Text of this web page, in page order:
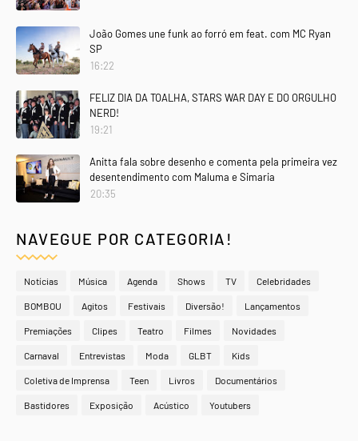
João Gomes une funk ao forró em feat. com MC Ryan
SP
16:22
FELIZ DIA DA TOALHA, STARS WAR DAY E DO ORGULHO
NERD!
19:21
Anitta fala sobre desenho e comenta pela primeira vez
desentendimento com Maluma e Simaria
20:35
NAVEGUE POR CATEGORIA!
Notícias Música Agenda Shows TV Celebridades
BOMBOU Agitos Festivais Diversão! Lançamentos
Premiações Clipes Teatro Filmes Novidades
Carnaval Entrevistas Moda GLBT Kids
Coletiva de Imprensa Teen Livros Documentários
Bastidores Exposição Acústico Youtubers